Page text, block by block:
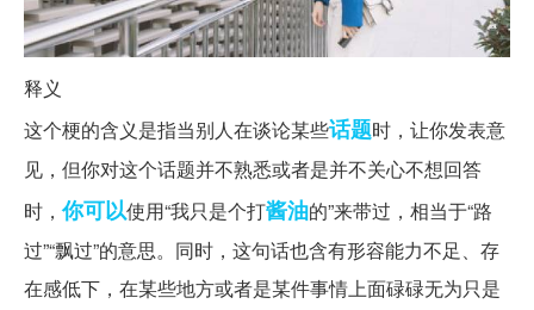
释义
这个梗的含义是指当别人在谈论某些话题时，让你发表意
见，但你对这个话题并不熟悉或者是并不关心不想回答
时，你可以使用“我只是个打酱油的”来带过，相当于“路
过”“飘过”的意思。同时，这句话也含有形容能力不足、存
在感低下，在某些地方或者是某件事情上面碌碌无为只是